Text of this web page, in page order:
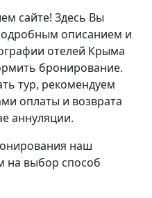
сайте! Здесь Вы
описанием и
отелей Крыма
бронирование.
тур, рекомендуем
оплаты и возврата
аннуляции.
наш
на выбор способ